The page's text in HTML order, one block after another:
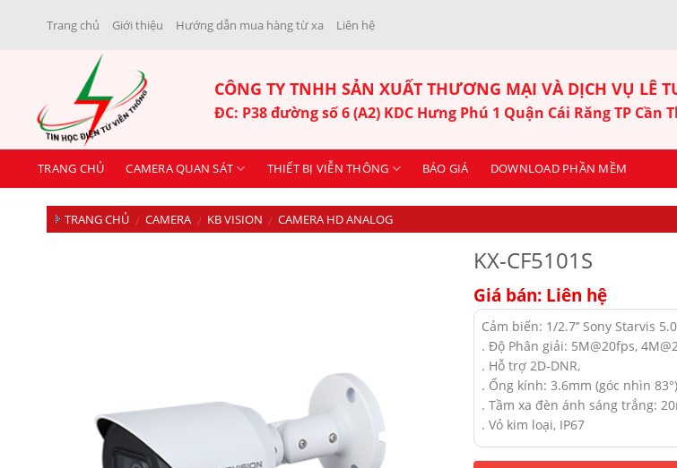
Trang chủ Giới thiệu Hướng dẫn mua hàng từ xa Liên hệ
CÔNG TY TNHH SẢN XUẤT THƯƠNG MẠI VÀ DỊCH VỤ LÊ
ĐC: P38 đường số 6 (A2) KDC Hưng Phú 1 Quận Cái Răng TP Cần
TRANG CHỦ CAMERA QUAN SÁT THIẾT BỊ VIỄN THÔNG BÁO GIÁ DOWNLOAD PHẦN MỀM
TRANG CHỦ / CAMERA / KB VISION / CAMERA HD ANALOG
KX-CF5101S
Giá bán: Liên hệ
Cảm biến: 1/2.7’’ Sony Starvis
. Độ Phân giải: 5M@20fps,
. Hỗ trợ 2D-DNR,
. Ống kính: 3.6mm (góc nhìn 83°)
. Tầm xa đèn ánh sáng trắng:
. Vỏ kim loại, IP67